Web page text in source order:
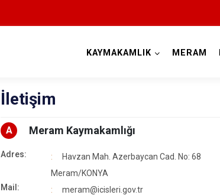
KAYMAKAMLIK MERAM
İletişim
A Meram Kaymakamlığı
Adres:
Havzan Mah. Azerbaycan Cad. No: 68
Meram/KONYA
Mail:
meram@icisleri.gov.tr